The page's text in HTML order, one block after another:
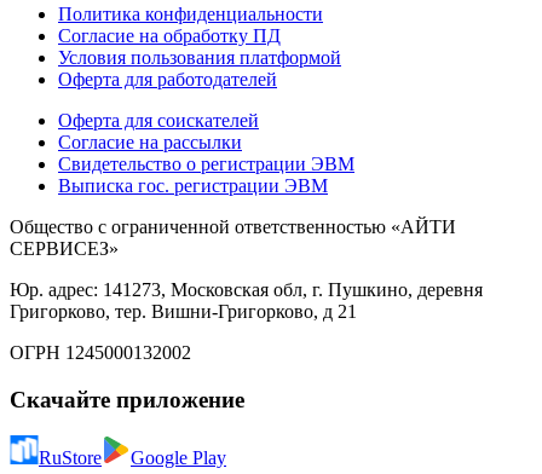
Политика конфиденциальности
Согласие на обработку ПД
Условия пользования платформой
Оферта для работодателей
Оферта для соискателей
Согласие на рассылки
Свидетельство о регистрации ЭВМ
Выписка гос. регистрации ЭВМ
Общество с ограниченной ответственностью «АЙТИ
СЕРВИСЕЗ»
Юр. адрес: 141273, Московская обл, г. Пушкино, деревня
Григорково, тер. Вишни-Григорково, д 21
ОГРН 1245000132002
Скачайте приложение
RuStore Google Play